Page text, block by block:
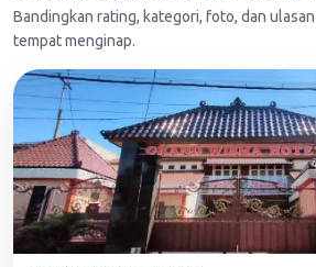
Bandingkan rating, kategori, foto, dan
tempat menginap.